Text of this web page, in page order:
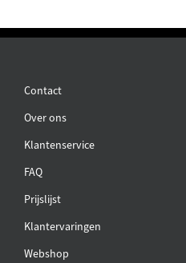
Contact
Over ons
Klantenservice
FAQ
Prijslijst
Klantervaringen
Webshop